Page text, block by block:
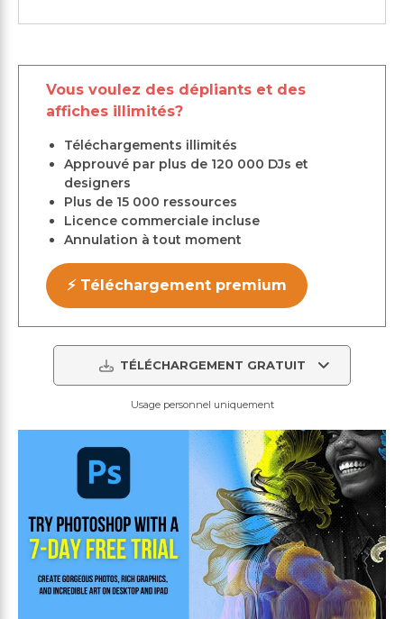
Vous voulez des dépliants et des
affiches illimités?
Téléchargements illimités
Approuvé par plus de 120 000 DJs et
designers
Plus de 15 000 ressources
Licence commerciale incluse
Annulation à tout moment
⚡ Téléchargement premium
TÉLÉCHARGEMENT GRATUIT
Usage personnel uniquement